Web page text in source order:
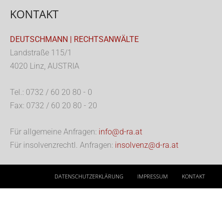
KONTAKT
DEUTSCHMANN | RECHTSANWÄLTE
Landstraße 115/1
4020 Linz, AUSTRIA
Tel.: 0732 / 60 20 80 - 0
Fax: 0732 / 60 20 80 - 20
Für allgemeine Anfragen: info@d-ra.at
Für insolvenzrechtl. Anfragen: insolvenz@d-ra.at
DATENSCHUTZERKLÄRUNG IMPRESSUM KONTAKT